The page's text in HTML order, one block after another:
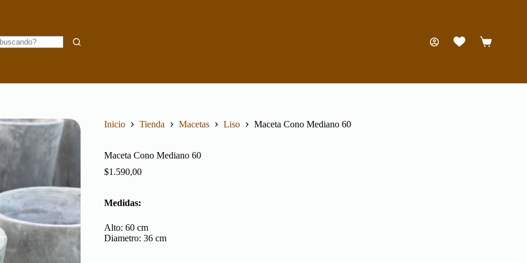
Carro
Inicio Tienda Macetas Liso Maceta Cono Mediano 60
Maceta Cono Mediano 60
$1.590,00
Medidas:
Alto: 60cm
Diametro: 36cm